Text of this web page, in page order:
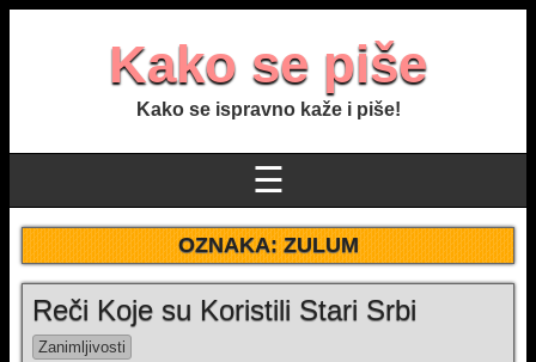
Kako se piše
Kako se ispravno kaže i piše!
☰
OZNAKA:ZULUM
Reči Koje su Koristili Stari Srbi
Zanimljivosti